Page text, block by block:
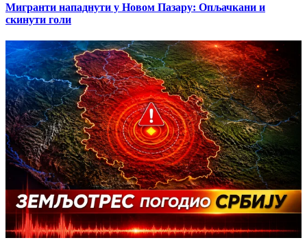
Мигранти нападнути у Новом Пазару: Опљачкани и
скинути голи